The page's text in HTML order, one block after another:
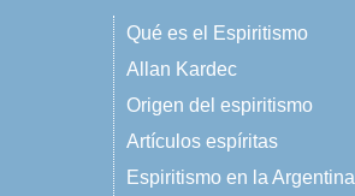
Qué es el Espiritismo
Allan Kardec
Origen del espiritismo
Artículos espíritas
Espiritismo en la Argentina